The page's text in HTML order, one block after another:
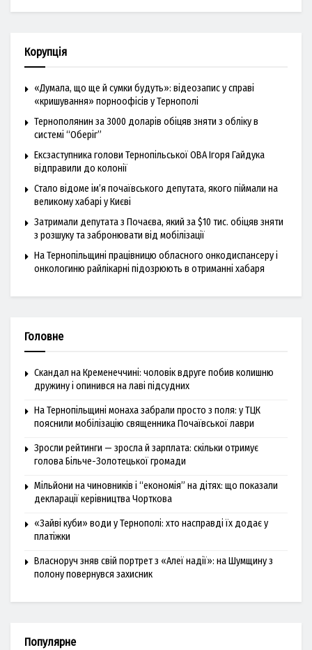
Корупція
«Думала, що ще й сумки будуть»: відеозапис у справі
«кришування» порноофісів у Тернополі
Тернополянин за 3000 доларів обіцяв зняти з обліку в
системі “Оберіг”
Ексзаступника голови Тернопільської ОВА Ігоря Гайдука
відправили до колонії
Стало відоме ім’я почаївського депутата, якого піймали на
великому хабарі у Києві
Затримали депутата з Почаєва, який за $10 тис. обіцяв зняти
з розшуку та забронювати від мобілізації
На Тернопільщині працівницю обласного онкодиспансеру і
онкологиню райлікарні підозрюють в отриманні хабаря
Головне
Скандал на Кременеччині: чоловік вдруге побив колишню
дружину і опинився на лаві підсудних
На Тернопільщині монаха забрали просто з поля: у ТЦК
пояснили мобілізацію священника Почаївської лаври
Зросли рейтинги — зросла й зарплата: скільки отримує
голова Більче-Золотецької громади
Мільйони на чиновників і “економія” на дітях: що показали
декларації керівництва Чорткова
«Зайві куби» води у Тернополі: хто насправді їх додає у
платіжки
Власноруч зняв свій портрет з «Алеї надії»: на Шумщину з
полону повернувся захисник
Популярне